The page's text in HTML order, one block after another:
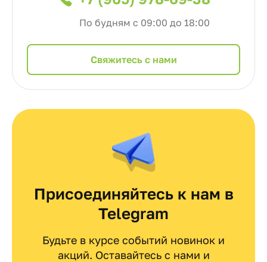
По будням с 09:00 до 18:00
Cвяжитесь с нами
Присоединяйтесь к нам в
Telegram
Будьте в курсе событий новинок и
акций. Оставайтесь с нами и